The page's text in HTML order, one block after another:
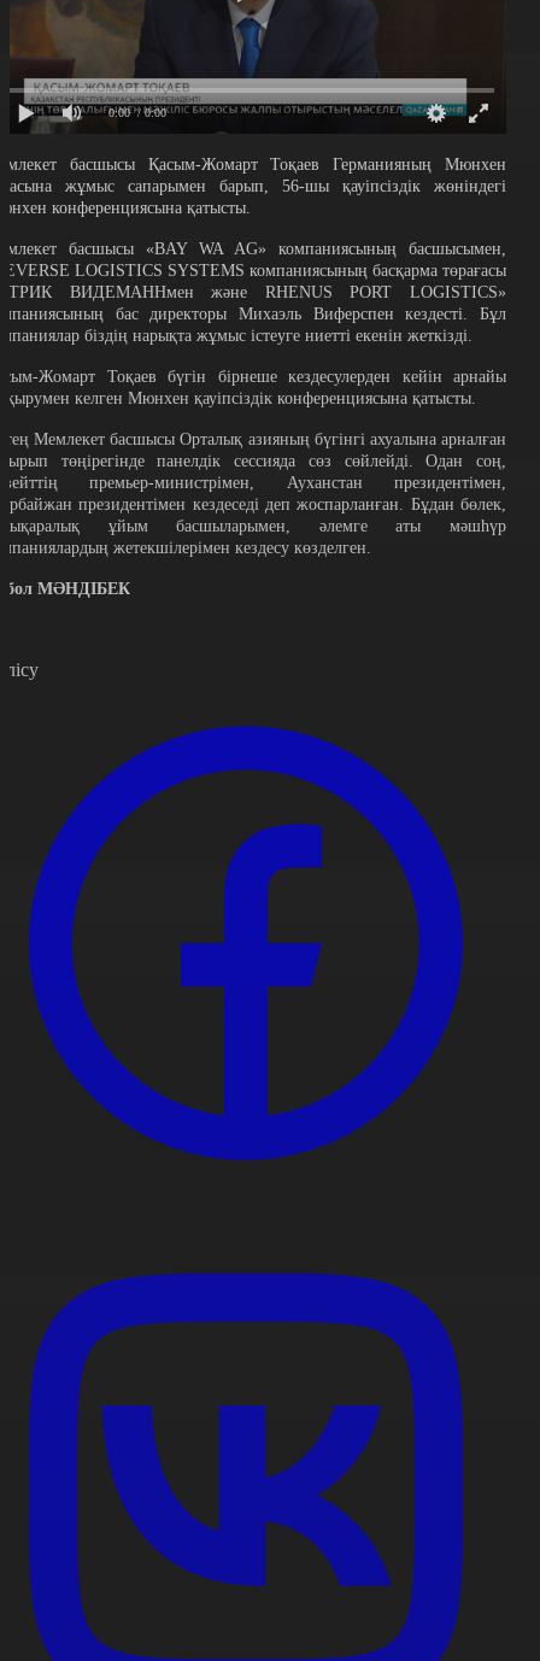
0:00 / 0:00
басшысы Қасым-Жомарт Тоқаев Германияның Мюнхен
жұмыс сапарымен барып, 56-шы қауіпсіздік жөніндегі
конференциясына қатысты.
басшысы «BAY WA AG» компаниясының басшысымен,
LOGISTICS SYSTEMS компаниясының басқарма төрағасы
ВИДЕМАННмен және RHENUS PORT LOGISTICS»
бас директоры Михаэль Виферспен кездесті. Бұл
біздің нарықта жұмыс істеуге ниетті екенін жеткізді.
Жомарт Тоқаев бүгін бірнеше кездесулерден кейін арнайы
келген Мюнхен қауіпсіздік конференциясына қатысты.
Мемлекет басшысы Орталық азияның бүгінгі ахуалына арналған
төңірегінде панелдік сессияда сөз сөйлейді. Одан соң,
премьер-министрімен, Ауханстан президентімен,
президентімен кездеседі деп жоспарланған. Бұдан бөлек,
ұйым басшыларымен, әлемге аты мәшһүр
жетекшілерімен кездесу көзделген.
МӘНДІБЕК